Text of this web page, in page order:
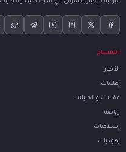
البوابة الإخبارية الأولى في مدينة صيدا والجنوب
الأقسام
الأخبار
إعلانات
مقالات و تحليلات
رياضة
إسلاميات
يهوديات